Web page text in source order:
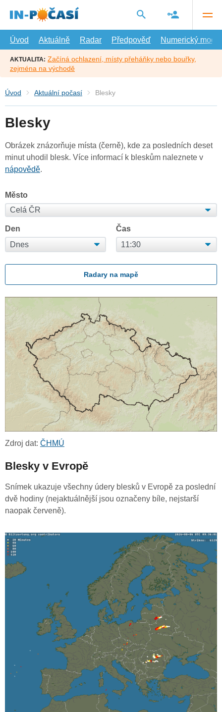
hlavní
Úvod
Aktuálně Radar Předpověď Numerický model
AKTUALITA: Začíná ochlazení, místy přeháňky nebo bouřky,
zejména na východě
Úvod Aktuální počasí Blesky
Blesky
Obrázek znázorňuje místa (černě), kde za posledních deset
minut uhodil blesk. Více informací k bleskům naleznete v
nápovědě.
Město
Den Čas
Radary na mapě
Zdroj dat: ČHMÚ
Blesky v Evropě
Snímek ukazuje všechny údery blesků v Evropě za poslední
dvě hodiny (nejaktuálnější jsou označeny bíle, nejstarší
naopak červeně).